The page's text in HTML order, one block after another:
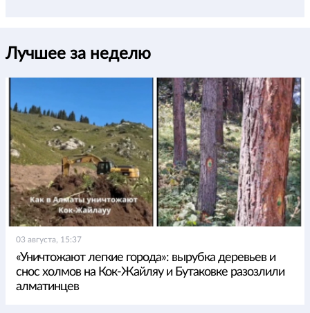
Лучшее за неделю
03 августа, 15:37
«Уничтожают легкие города»: вырубка деревьев и
снос холмов на Кок-Жайляу и Бутаковке разозлили
алматинцев